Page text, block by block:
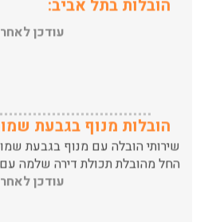
החל מהובלת תכולת דירה שלמה עם
עודכן לאחרונה: 24/02/